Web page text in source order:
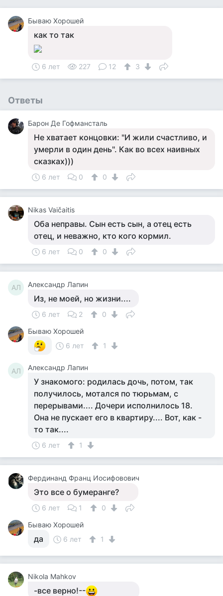
Бываю Хорошей
как то так
6 лет 227 12 3
Ответы
Барон Де Гофмансталь
Не хватает концовки: "И жили счастливо, и
умерли в один день". Как во всех наивных
сказках)))
6 лет 0 0
Nikas Vaičaitis
Оба неправы. Сын есть сын, а отец есть
отец, и неважно, кто кого кормил.
6 лет 0 0
АЛ Александр Лапин
Из, не моей, но жизни....
6 лет 2
0
Бываю Хорошей
6 лет
1
АЛ Александр Лапин
У знакомого: родилась дочь, потом, так
получилось, мотался по тюрьмам, с
перерывами.... Дочери исполнилось 18.
Она не пускает его в квартиру.... Вот, как -
то так....
6 лет 1
Фердинанд Франц Иосифовович
Это все о бумеранге?
6 лет 1
0
Бываю Хорошей
да 6 лет 1
Nikola Mahkov
-все верно!--